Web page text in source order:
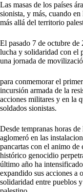
Las masas de los países
sionista, y más, cuando en
más allá del territorio
El pasado 7 de octubre
lucha y solidaridad con el
una jornada de
para conmemorar el
incursión armada de la
acciones militares y en la
soldados sionistas.
Desde tempranas horas
aglomeró en las
pancartas con el animo de
histórico genocidio
último año ha
expandido sus acciones a
solidaridad entre pueblos